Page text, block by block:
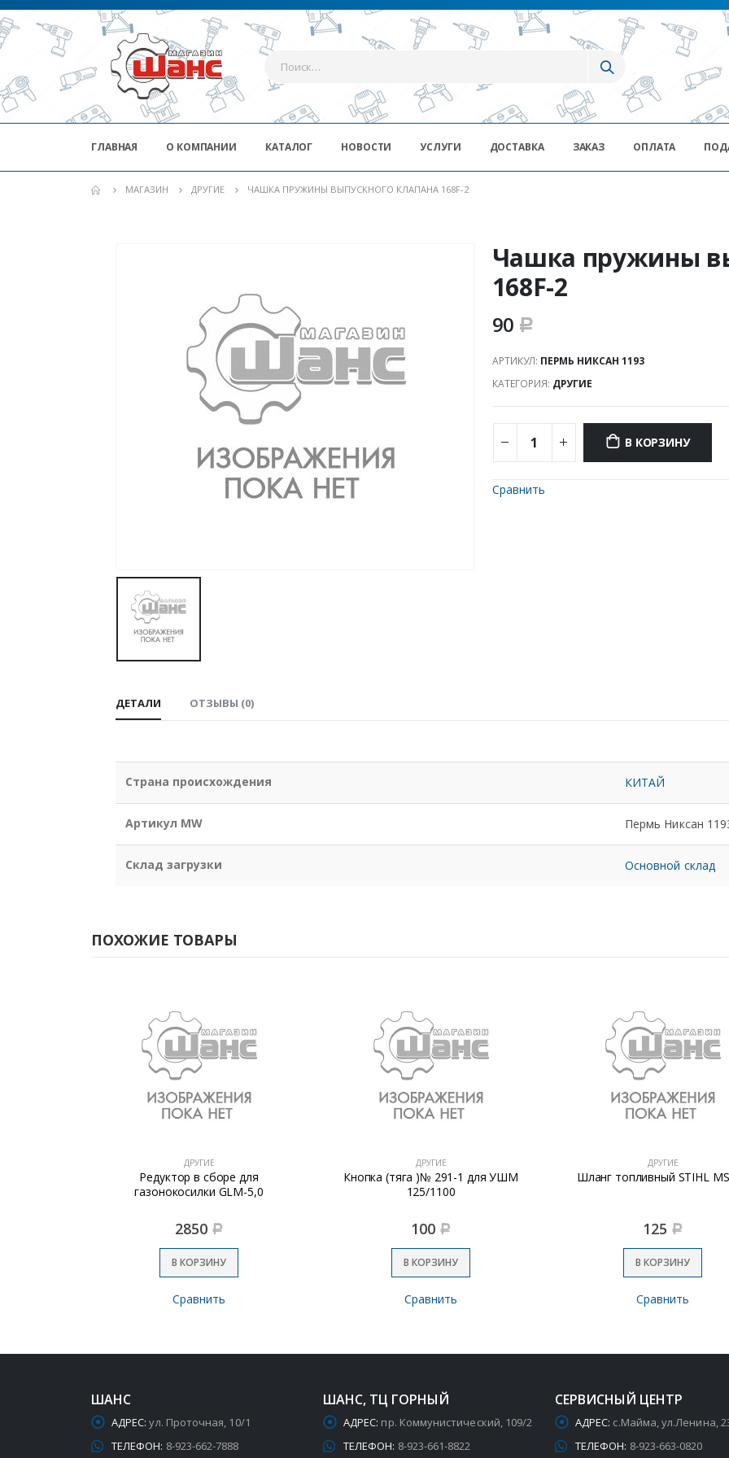
ГЛАВНАЯ О КОМПАНИИ КАТАЛОГ НОВОСТИ УСЛУГИ ДОСТАВКА ЗАКАЗ ОПЛАТА
МАГАЗИН ДРУГИЕ ЧАШКА ПРУЖИНЫ ВЫПУСКНОГО КЛАПАНА 168F-2
Чашка пружины
168F-2
90 Р
АРТИКУЛ: ПЕРМЬ НИКСАН 1193
КАТЕГОРИЯ: ДРУГИЕ
В КОРЗИНУ
Сравнить
ДЕТАЛИ ОТЗЫВЫ (0)
Страна происхождения КИТАЙ
Артикул MW Пермь Никсан
Склад загрузки Основной склад
ПОХОЖИЕ ТОВАРЫ
ДРУГИЕ
Редуктор в сборе для
газонокосилки GLM-5,0
2850 Р
В КОРЗИНУ
Сравнить
ДРУГИЕ
Кнопка (тяга )№ 291-1 для УШМ
125/1100
100 Р
В КОРЗИНУ
Сравнить
ДРУГИЕ
Шланг топливный STIHL
125 Р
В КОРЗИНУ
Сравнить
ШАНС
АДРЕС: ул. Проточная, 10/1
ТЕЛЕФОН: 8-923-662-7888
ШАНС, ТЦ ГОРНЫЙ
АДРЕС: пр. Коммунистический, 109/2
ТЕЛЕФОН: 8-923-661-8822
СЕРВИСНЫЙ ЦЕНТР
АДРЕС: с.Майма, ул.Ленина,
ТЕЛЕФОН: 8-923-663-0820